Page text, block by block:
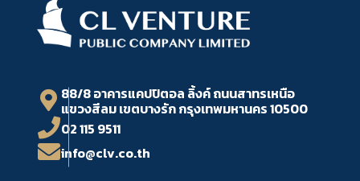
88/8 อาคารแคปปิตอล ลิ้งค์ ถนนสาทรเหนือ
แขวงสีลม เขตบางรัก กรุงเทพมหานคร 10500
02 115 9511
info@clv.co.th